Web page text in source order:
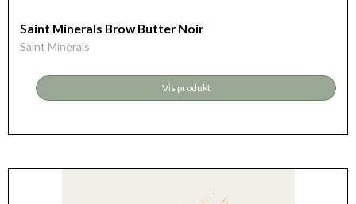
Saint Minerals Brow Butter Noir
Saint Minerals
Vis produkt